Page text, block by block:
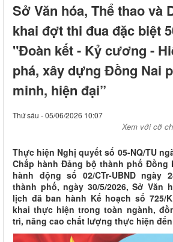
Sở Văn hóa, Thể thao và
khai đợt thi đua đặc biệt
"Đoàn kết - Kỷ cương -
phá, xây dựng Đồng Nai
minh, hiện đại”
Thứ sáu - 05/06/2026 10:07
Xem với cỡ
Thực hiện Nghị quyết số 05-NQ/TU
Chấp hành Đảng bộ thành phố Đồng
hành động số 02/CTr-UBND ngày
thành phố, ngày 30/5/2026, Sở Văn
lịch đã ban hành Kế hoạch số 725/
khai thực hiện trong toàn ngành,
trì, nâng cao chất lượng thực hiện đến